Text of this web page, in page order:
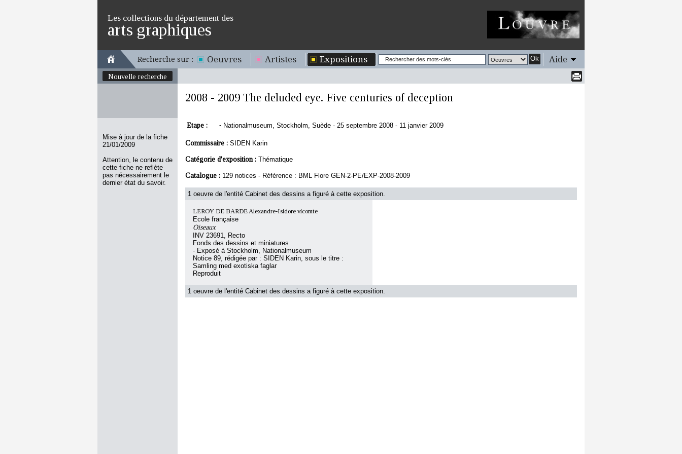
Les collections du département des
arts graphiques
Recherche sur : Oeuvres Artistes Expositions Ok Aide
Nouvelle recherche
Mise à jour de la fiche
21/01/2009
Attention, le contenu de
cette fiche ne reflète
pas nécessairement le
dernier état du savoir.
2008 - 2009 The deluded eye. Five centuries of deception
Etape : - Nationalmuseum, Stockholm, Suède - 25 septembre 2008 - 11 janvier 2009
Commissaire : SIDEN Karin
Catégorie d'exposition : Thématique
Catalogue : 129 notices - Référence : BML Flore GEN-2-PE/EXP-2008-2009
1 oeuvre de l'entité Cabinet des dessins a figuré à cette exposition.
LEROY DE BARDE Alexandre-Isidore vicomte
Ecole française
Oiseaux
INV 23691, Recto
Fonds des dessins et miniatures
- Exposé à Stockholm, Nationalmuseum
Notice 89, rédigée par : SIDEN Karin, sous le titre :
Samling med exotiska faglar
Reproduit
1 oeuvre de l'entité Cabinet des dessins a figuré à cette exposition.